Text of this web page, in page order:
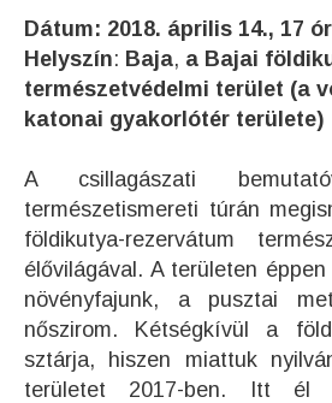
Dátum: 2018. április 14., 17
Helyszín: Baja, a Bajai
természetvédelmi terület (a
katonai gyakorlótér területe)
A csillagászati
természetismereti túrán
földikutya-rezervátum
élővilágával. A területen
növényfajunk, a pusztai
nőszirom. Kétségkívül a
sztárja, hiszen miattuk
területet 2017-ben. Itt él